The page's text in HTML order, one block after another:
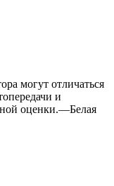
могут отличаться
и
оценки.—Белая